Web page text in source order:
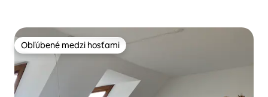
Obľúbené medzi hosťami
Obľúbené medzi hosťami